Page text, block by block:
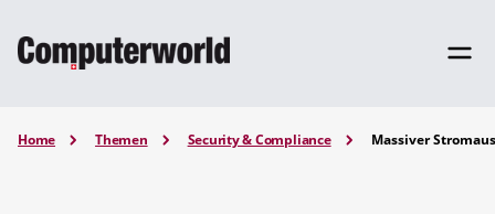
Home Themen Security & Compliance Massiver